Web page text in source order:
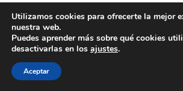
Utilizamos cookies para ofrecerte la mejor
nuestra web.
Puedes aprender más sobre qué cookies
desactivarlas en los ajustes.
Aceptar